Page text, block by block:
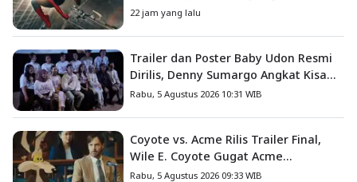
Tembus US$1 Miliar
22 jam yang lalu
Trailer dan Poster Baby Udon Resmi
Dirilis, Denny Sumargo Angkat Kisah
Nyata Fanny Kondoh
Rabu, 5 Agustus 2026 10:31 WIB
Coyote vs. Acme Rilis Trailer Final,
Wile E. Coyote Gugat Acme
Corporation ke Pengadilan
Rabu, 5 Agustus 2026 09:33 WIB